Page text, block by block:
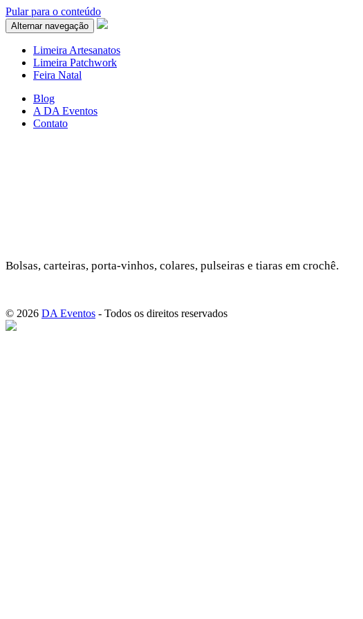
Pular para o conteúdo
Alternar navegação
Limeira Artesanatos
Limeira Patchwork
Feira Natal
Blog
A DA Eventos
Contato
Bolsas, carteiras, porta-vinhos, colares, pulseiras e tiaras em crochê.
© 2026 DA Eventos - Todos os direitos reservados